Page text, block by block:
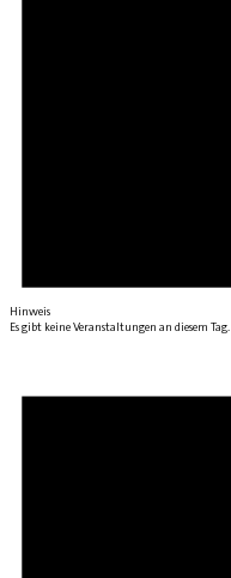
Hinweis
Es gibt keine Veranstaltungen an diesem Tag.